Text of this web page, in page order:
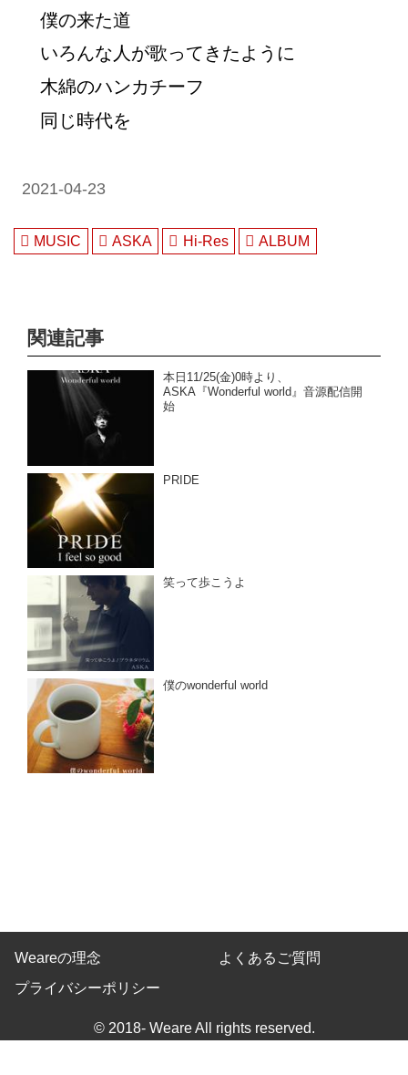
僕の来た道
いろんな人が歌ってきたように
木綿のハンカチーフ
同じ時代を
2021-04-23
MUSIC ASKA Hi-Res ALBUM
関連記事
本日11/25(金)0時より、
ASKA『Wonderful world』音源配信開
始
PRIDE
笑って歩こうよ
僕のwonderful world
Weareの理念
よくあるご質問
プライバシーポリシー
© 2018- Weare All rights reserved.